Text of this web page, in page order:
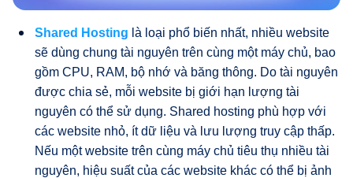
Shared Hosting là loại phổ biến nhất, nhiều website
sẽ dùng chung tài nguyên trên cùng một máy chủ, bao
gồm CPU, RAM, bộ nhớ và băng thông. Do tài nguyên
được chia sẻ, mỗi website bị giới hạn lượng tài
nguyên có thể sử dụng. Shared hosting phù hợp với
các website nhỏ, ít dữ liệu và lưu lượng truy cập thấp.
Nếu một website trên cùng máy chủ tiêu thụ nhiều tài
nguyên, hiệu suất của các website khác có thể bị ảnh